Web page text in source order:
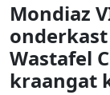
Mondiaz
Wastafel
kraangat